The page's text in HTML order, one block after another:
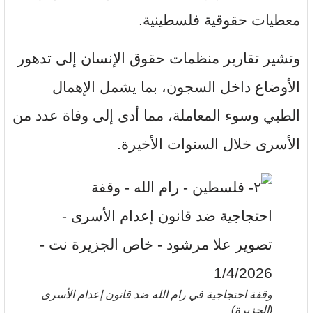
معطيات حقوقية فلسطينية.
وتشير تقارير منظمات حقوق الإنسان إلى تدهور
الأوضاع داخل السجون، بما يشمل الإهمال
الطبي وسوء المعاملة، مما أدى إلى وفاة عدد من
الأسرى خلال السنوات الأخيرة.
وقفة احتجاجية في رام الله ضد قانون إعدام الأسرى
(الجزيرة)